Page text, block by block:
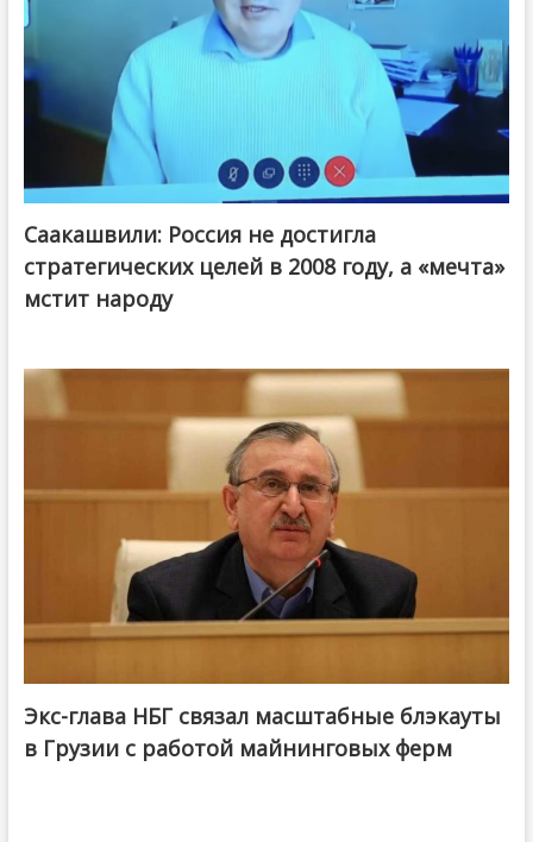
Саакашвили: Россия не достигла
стратегических целей в 2008 году, а «мечта»
мстит народу
Экс-глава НБГ связал масштабные блэкауты
в Грузии с работой майнинговых ферм